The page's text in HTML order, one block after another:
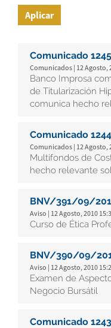
Aplicar
Comunicado
Comunicados | 12 Agosto,
Banco Improsa
de Titularización
comunica hecho
Comunicado
Comunicados | 12 Agosto,
Multifondos de
hecho relevante
BNV/391/09/
Aviso | 12 Agosto, 2010
Curso de Ética
BNV/390/09/
Aviso | 12 Agosto, 2010
Examen de
Negocio Bursátil
Comunicado